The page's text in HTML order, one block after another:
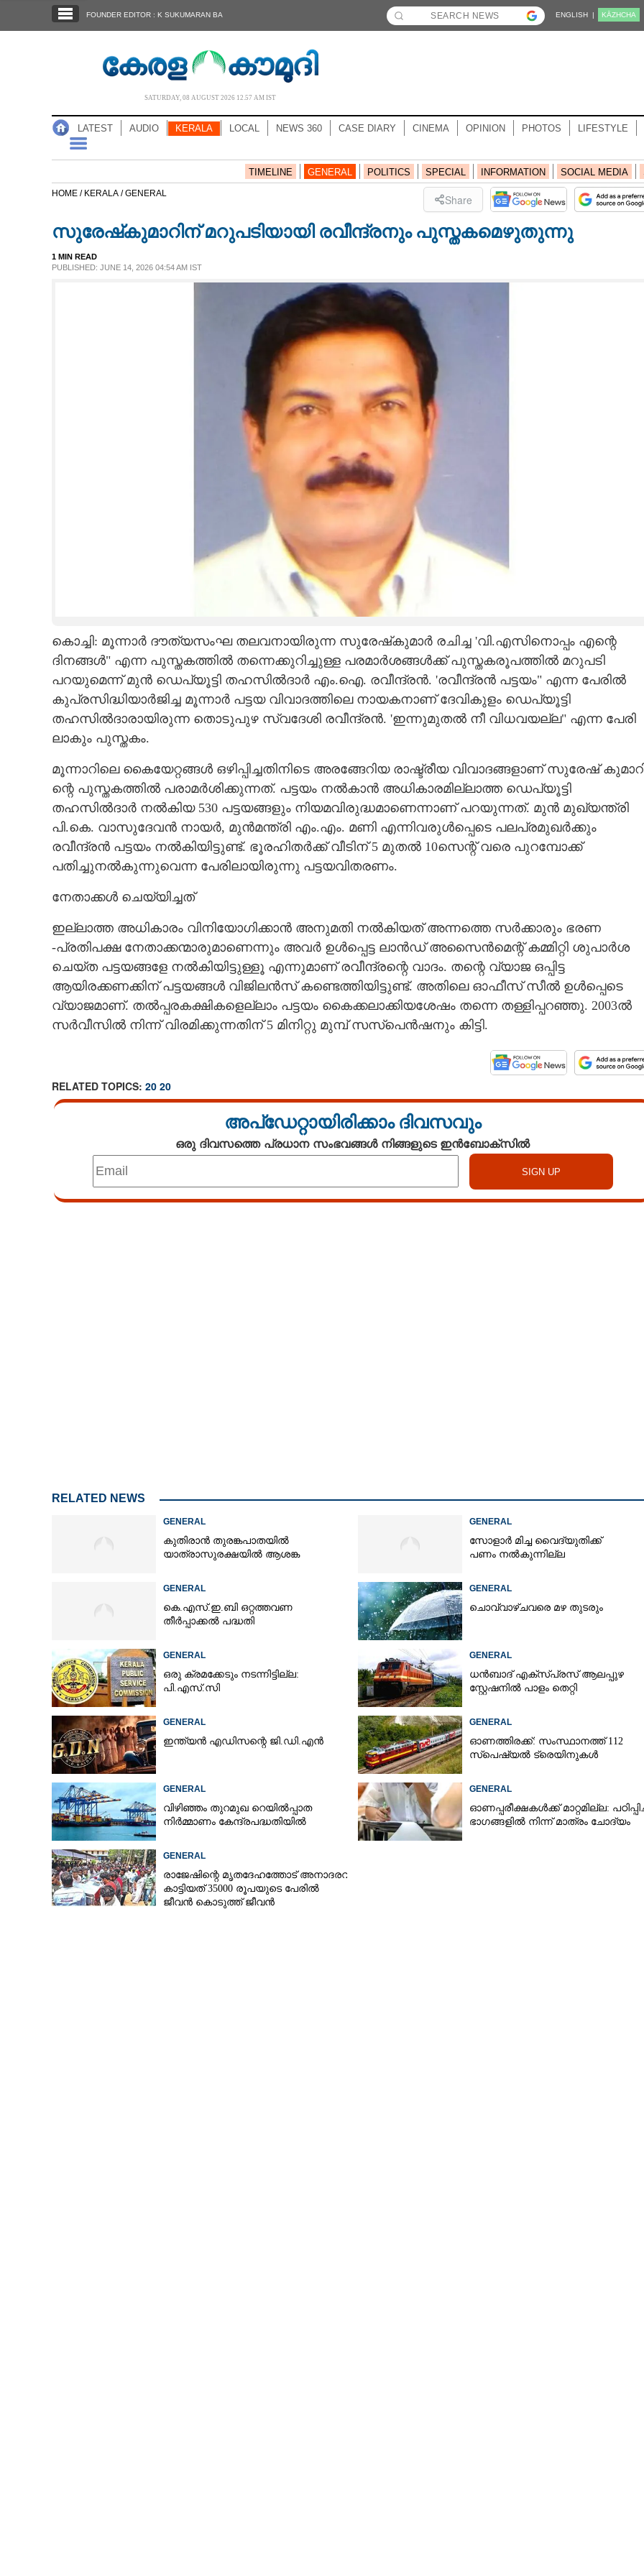
NOTIFIED NEWS
CARTOONS
LITERATURE
CONTACT US
FOUNDER EDITOR : K SUKUMARAN BA ENGLISH | KĀZHCHA
SATURDAY, 08 AUGUST 2026 12.57 AM IST
LATEST AUDIO KERALA LOCAL NEWS 360 CASE DIARY CINEMA OPINION PHOTOS LIFESTYLE
TIMELINE GENERAL POLITICS SPECIAL INFORMATION SOCIAL MEDIA
HOME / KERALA /GENERAL Share
സുരേഷ്‌കുമാറിന് മറുപടിയായി രവീന്ദ്രനും പുസ്തകമെഴുതുന്നു
1 MIN READ
PUBLISHED: JUNE 14, 2026 04:54 AM IST
കൊച്ചി: മൂന്നാർ ദൗത്യസംഘ തലവനായിരുന്ന സുരേഷ്‌കുമാർ രചിച്ച 'വി.എസിനൊപ്പം എന്റെ
ദിനങ്ങൾ" എന്ന പുസ്തകത്തിൽ തന്നെക്കുറിച്ചുള്ള പരമാർശങ്ങൾക്ക് പുസ്തകരൂപത്തിൽ മറുപടി
പറയുമെന്ന് മുൻ ഡെപ്യൂട്ടി തഹസിൽദാർ എം.ഐ. രവീന്ദ്രൻ. 'രവീന്ദ്രൻ പട്ടയം" എന്ന പേരിൽ
കുപ്രസിദ്ധിയാർജിച്ച മൂന്നാർ പട്ടയ വിവാദത്തിലെ നായകനാണ് ദേവികുളം ഡെപ്യൂട്ടി
തഹസിൽദാരായിരുന്ന തൊടുപുഴ സ്വദേശി രവീന്ദ്രൻ. 'ഇന്നുമുതൽ നീ വിധവയല്ല" എന്ന പേരി​
ലാകും പുസ്തകം.
മൂന്നാറിലെ കൈയേറ്റങ്ങൾ ഒഴി​പ്പി​ച്ചതി​നിടെ അരങ്ങേറിയ രാഷ്ട്രീയ വിവാദങ്ങളാണ് സുരേഷ്
ന്റെ പുസ്തകത്തിൽ പരാമർശിക്കുന്നത്. പട്ടയം നൽകാൻ അധികാരമില്ലാത്ത ഡെപ്യൂട്ടി
തഹസിൽദാർ നൽകിയ 530 പട്ടയങ്ങളും നിയമവിരുദ്ധമാണെന്നാണ് പറയുന്നത്. മുൻ മുഖ്യന്ത്രി
പി.കെ. വാസുദേവൻ നായർ, മുൻമന്ത്രി എം.എം. മണി എന്നിവരുൾപ്പെടെ പലപ്രമുഖർക്കും
രവീന്ദ്രൻ പട്ടയം നൽകിയിട്ടുണ്ട്. ഭൂരഹിതർക്ക് വീടിന് 5 മുതൽ 10സെന്റ് വരെ പുറമ്പോക്ക്
പതിച്ചുനൽകുന്നുവെന്ന പേരിലായിരുന്നു പട്ടയവിതരണം.
നേതാക്കൾ ചെയ്യിച്ചത്
ഇല്ലാത്ത അധികാരം വിനിയോഗിക്കാൻ അനുമതി നൽകിയത് അന്നത്തെ സർക്കാരും ഭരണ
-പ്രതിപക്ഷ നേതാക്കന്മാരുമാണെന്നും അവർ ഉൾപ്പെട്ട ലാൻഡ് അസൈൻമെന്റ് കമ്മിറ്റി ശുപാർശ
ചെയ്ത പട്ടയങ്ങളേ നൽകിയിട്ടുള്ളൂ എന്നുമാണ് രവീന്ദ്രന്റെ വാദം. തന്റെ വ്യാജ ഒപ്പിട്ട
ആയിരക്കണക്കിന് പട്ടയങ്ങൾ വിജിലൻസ് കണ്ടെത്തിയിട്ടുണ്ട്. അതിലെ ഓഫീസ് സീൽ ഉൾപ്പെടെ
വ്യാജമാണ്. തൽപ്പരകക്ഷികളെല്ലാം പട്ടയം കൈക്കലാക്കിയശേഷം തന്നെ തള്ളിപ്പറഞ്ഞു. 2003ൽ
സർവീസിൽ നിന്ന് വിരമിക്കുന്നതിന് 5 മിനിറ്റു മുമ്പ് സസ്പെൻഷനും കിട്ടി.
RELATED TOPICS: 20 20
അപ്ഡേറ്റായിരിക്കാം ദിവസവും
ഒരു ദിവസത്തെ പ്രധാന സംഭവങ്ങൾ നിങ്ങളുടെ ഇൻബോക്സിൽ
RELATED NEWS
GENERAL
കുതിരാൻ തുരങ്കപാതയിൽ
യാത്രാസുരക്ഷയിൽ ആശങ്ക
GENERAL
സോളാർ മിച്ച വൈദ്യുതിക്ക്
പണം നൽകുന്നില്ല
GENERAL
കെ.എസ്.ഇ.ബി ഒറ്റത്തവണ
തീർപ്പാക്കൽ പദ്ധതി
GENERAL
ചൊവ്വാഴ്ചവരെ മഴ തുടരും
GENERAL
ഒരു ക്രമക്കേടും നടന്നിട്ടില്ല:
പി.എസ്.സി
GENERAL
ധൻബാദ്‌ എക്‌സ്‌പ്രസ്‌ ആലപ്പുഴ
സ്റ്റേഷനിൽ പാളം തെറ്റി
GENERAL
ഇന്ത്യൻ എഡിസന്റെ ജി.ഡി.എൻ
GENERAL
ഓണത്തിരക്ക്: സംസ്ഥാനത്ത് 112
സ്പെഷ്യൽ ട്രെയിനുകൾ
GENERAL
വിഴിഞ്ഞം തുറമുഖ റെയിൽപ്പാത
നിർമ്മാണം കേന്ദ്രപദ്ധതിയിൽ
GENERAL
ഓണപ്പരീക്ഷകൾക്ക് മാറ്റമില്ല:
ഭാഗങ്ങളിൽ നിന്ന് മാത്രം ചോദ്യം
GENERAL
രാജേഷിന്റെ മൃതദേഹത്തോട് അനാദരവ്
കാട്ടിയത് 35000 രൂപയുടെ പേരിൽ
ജീവൻ കൊടുത്ത് ജീവൻ
സുരേഷ്‌കുമാറിന് മറുപടിയായി
രവീന്ദ്രനും പുസ്തകമെഴുതുന്നു